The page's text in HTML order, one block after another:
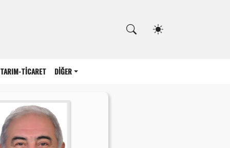
TARIM-TİCARET DİĞER